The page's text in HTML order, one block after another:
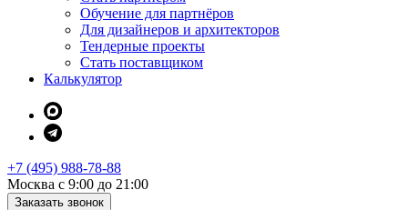
Обучение для партнёров
Для дизайнеров и архитекторов
Тендерные проекты
Стать поставщиком
Калькулятор
+7 (495) 988-78-88
Москва с 9:00 до 21:00
Заказать звонок